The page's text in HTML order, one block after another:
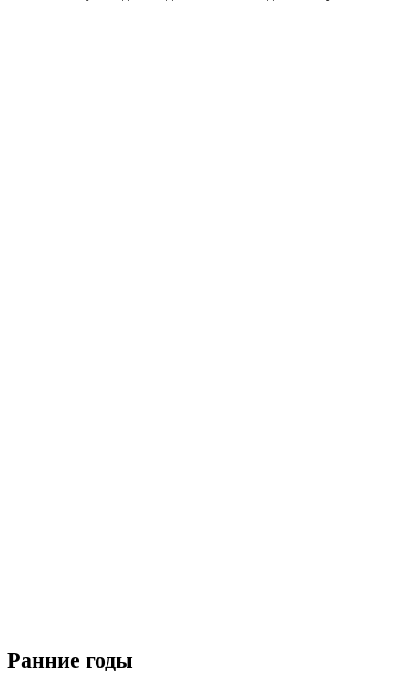
Ранние годы